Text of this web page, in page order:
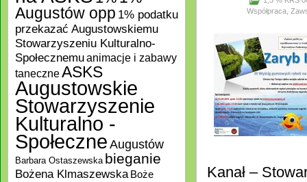
Współpraca
Kanał –
Augustów opp 1% podatku
przekazać Augustowskiemu
Stowarzyszeniu Kulturalno-
Społecznemuanimacje i zabawy
taneczneASKS
Augustowskie
Stowarzyszenie
Kulturalno -
Społeczne Augustów
Barbara Ostaszewska bieganie
Bożena Klmaszewska Boże